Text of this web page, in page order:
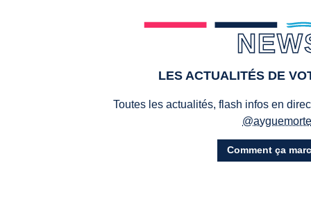
LES ACTUALITÉS DE
Toutes les actualités, flash infos en
Comment ça